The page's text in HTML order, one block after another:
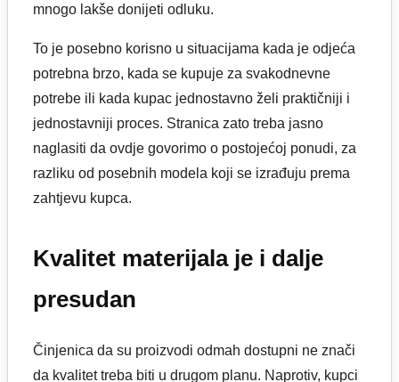
mnogo lakše donijeti odluku.
To je posebno korisno u situacijama kada je odjeća
potrebna brzo, kada se kupuje za svakodnevne
potrebe ili kada kupac jednostavno želi praktičniji i
jednostavniji proces. Stranica zato treba jasno
naglasiti da ovdje govorimo o postojećoj ponudi, za
razliku od posebnih modela koji se izrađuju prema
zahtjevu kupca.
Kvalitet materijala je i dalje
presudan
Činjenica da su proizvodi odmah dostupni ne znači
da kvalitet treba biti u drugom planu. Naprotiv, kupci